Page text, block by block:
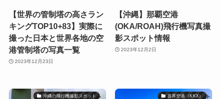
【世界の管制塔の高さラン
キングTOP10+83】実際に
撮った日本と世界各地の空
港管制塔の写真一覧
2023年12月23日
【沖縄】那覇空港
(OKA/ROAH)飛行機写真撮
影スポット情報
2023年12月2日
沖縄の飛行機撮影スポット 喜界空港（KKX）